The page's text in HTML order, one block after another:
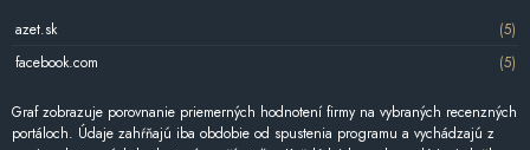
azet.sk
(5)
facebook.com
(5)
Graf zobrazuje porovnanie priemerných hodnotení firmy na vybraných recenzných
portáloch. Údaje zahŕňajú iba obdobie od spustenia programu a vychádzajú z